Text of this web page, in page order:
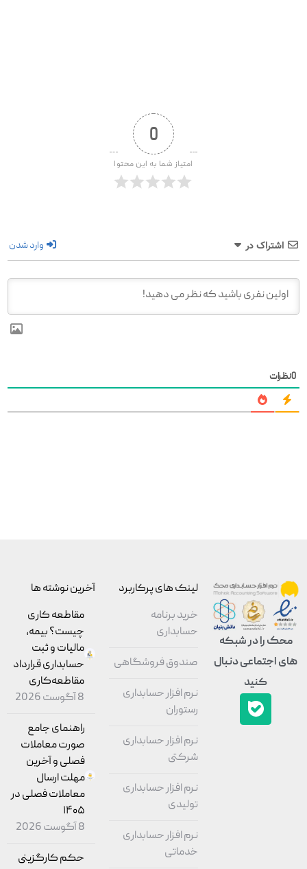
0
امتیاز شما به این محتوا
اشتراک در وارد شدن
0نظرات
محک را در شبکه
های اجتماعی دنبال
کنید
لینک های پرکاربرد
خرید برنامه
حسابداری
صندوق فروشگاهی
نرم افزار حسابداری
رستوران
نرم افزار حسابداری
شرکتی
نرم افزار حسابداری
تولیدی
نرم افزار حسابداری
خدماتی
آخرین نوشته ها
مقاطعه‌ کاری
چیست؟ بیمه،
مالیات و ثبت
حسابداری قرارداد
مقاطعه‌کاری
8 آگوست 2026
راهنمای جامع
صورت معاملات
فصلی و آخرین
مهلت ارسال
معاملات فصلی در
۱۴۰۵
8 آگوست 2026
حکم کارگزینی